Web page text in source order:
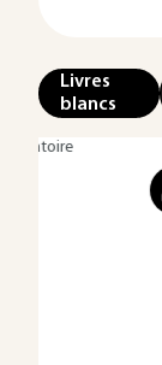
Livres
blancs